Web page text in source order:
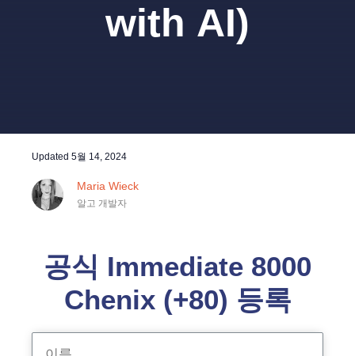
with AI)
Updated 5월 14, 2024
Maria Wieck
알고 개발자
공식 Immediate 8000
Chenix (+80) 등록